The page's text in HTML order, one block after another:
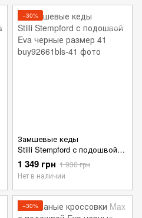
−30%
Замшевые кеды
Stilli Stempford с подошвой
Eva черные размер 41
1 349 грн 1 930 грн
Нет в наличии
−30%